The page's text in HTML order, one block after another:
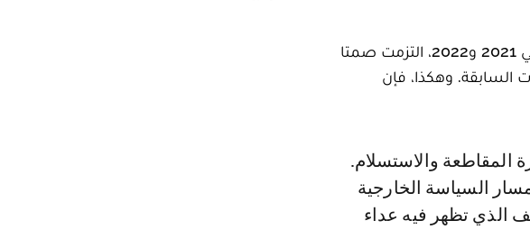
الجزائر، التي كانت عنيفة ولم تخف غضبها الشديد من قرارات مجلس الأمن بشأن الصحراء في عامي 2021 و2022، التزمت صمتا
من القرارات السابقة. وهكذا، فإن
السياسة الخارجية
الذي تظهر فيه عداء